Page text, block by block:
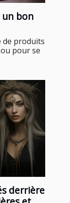
bon
de produits
pour se
derrière